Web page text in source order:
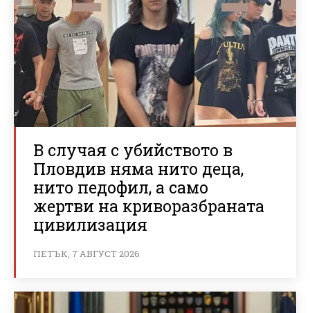
В случая с убийството в
Пловдив няма нито деца,
нито педофил, а само
жертви на криворазбраната
цивилизация
ПЕТЪК, 7 АВГУСТ 2026